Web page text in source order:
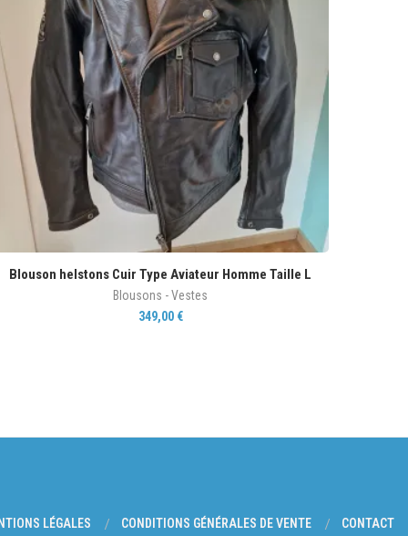
Blouson helstons Cuir Type Aviateur Homme Taille L
Blousons - Vestes
349,00 €
LÉGALES CONDITIONS GÉNÉRALES DE VENTE CONTACT